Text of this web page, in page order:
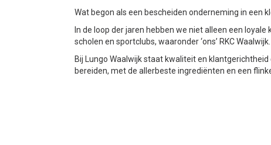
Wat begon als een bescheiden onderneming in een
In de loop der jaren hebben we niet alleen een
scholen en sportclubs, waaronder ‘ons’ RKC Waalwijk.
Bij Lungo Waalwijk staat kwaliteit en
bereiden, met de allerbeste ingrediënten en een